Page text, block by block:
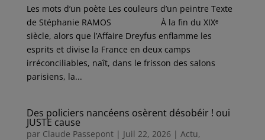
Les mots d’un poète Les couleurs d’un peintre Texte
de Stéphanie RAMOS À la fin du XIXᵉ
siècle, alors que l’Affaire Dreyfus enflamme les
esprits et divise la France en deux camps
irréconciliables, naît, dans le frisson des salons
parisiens, la...
Des policiers nancéens osèrent désobéir ! oui
JUSTE cause
par Claude Passepont| Juil 22, 2026 | Actu,